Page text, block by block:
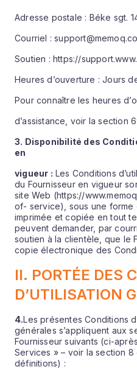
Adresse postale : Béke sgt.
Courriel :
Soutien : https://
Heures d’ouverture : Jours
Pour connaître les heures
d’assistance, voir la section
3. Disponibilité des
en
vigueur : Les Conditions
du Fournisseur en vigueur
site Web (https://
of- service), sous une forme
imprimée et copiée en tout
peuvent demander, par
soutien à la clientèle, que le
copie électronique des
II. PORTÉE DES
D’UTILISATION
4.Les présentes Conditions
générales s’appliquent aux
Fournisseur suivants (ci-
Services » – voir la section
définitions) :